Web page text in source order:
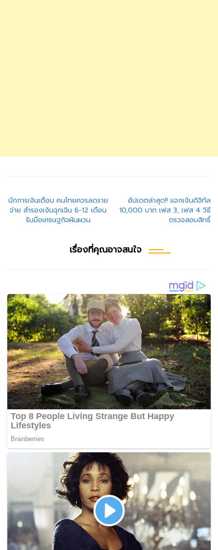
แนะแนว
เรื่อง
นักการเงินเตือน คนไทยควรลดราย
จ่าย สำรองเงินฉุกเฉิน 6-12 เดือน
รับมือเศรษฐกิจผันผวน
อัปเดตล่าสุด!! แจกเงินดิจิทัล
10,000 บาท เฟส 3, เฟส 4 วิธี
ตรวจสอบสิทธิ์
เรื่องที่คุณอาจสนใจ